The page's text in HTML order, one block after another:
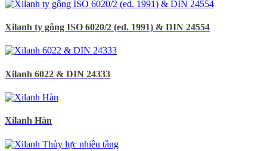
Xilanh ty gông ISO 6020/2 (ed. 1991) & DIN 24554
Xilanh 6022 & DIN 24333
Xilanh Hàn